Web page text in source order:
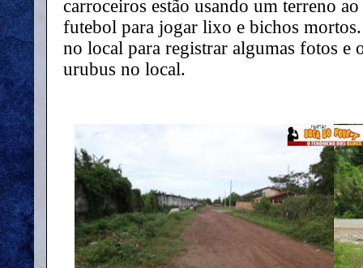
carroceiros estão usando um terreno
futebol para jogar lixo e bichos
no local para registrar algumas fotos
urubus no local.